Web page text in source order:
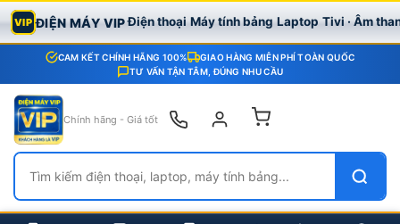
VIP ĐIỆN MÁY VIPĐiện thoại Máy tính bảng Laptop Tivi · Âm
CAM KẾT CHÍNH HÃNG 100%
GIAO HÀNG MIỄN PHÍ TOÀN QUỐC
TƯ VẤN TẬN TÂM, ĐÚNG NHU CẦU
Chính hãng - Giá tốt